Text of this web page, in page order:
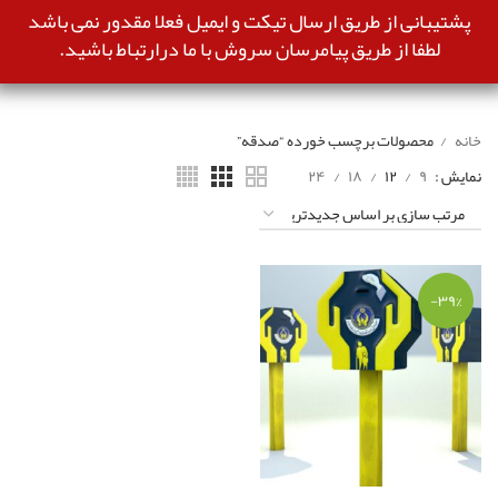
پشتیبانی از طریق ارسال تیکت و ایمیل فعلا مقدور نمی باشد
لطفا از طریق پیامرسان سروش با ما درارتباط باشید.
خانه
محصولات برچسب خورده “صدقه”
نمایش ۹ ۱۲ ۱۸ ۲۴
-۳۹%